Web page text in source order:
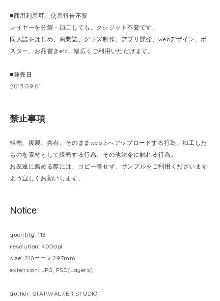
■商用利用可、使用報告不要
レイヤーを分解・加工しても、クレジット不要です。
同人誌をはじめ、商業誌、グッズ制作、アプリ開発、webデザイン、ポ
スター、お品書きetc... 幅広くご利用いただけます。
■発売日
2015.09.01
禁止事項
転売、複製、共有、そのままweb上へアップロードする行為、加工した
ものを素材として販売する行為、その他法令に触れる行為。
お友達に薦める際には、コピー等せず、サンプルをご利用くださいます
よう宜しくお願いします。
Notice
quantity: 113
resolution: 400dpi
size: 210mm x 297mm
extension: JPG, PSD(Layers)
author: STARWALKER STUDIO